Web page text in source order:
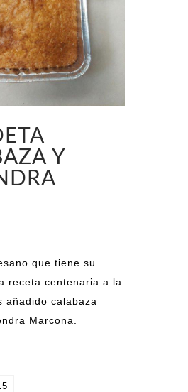
Y
que tiene su
receta centenaria a la
añadido calabaza
Marcona.